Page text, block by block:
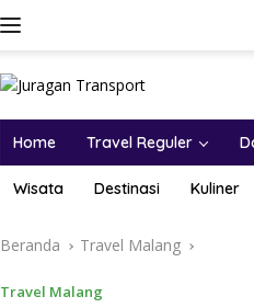
Home Travel Reguler
Wisata Destinasi Kuliner
Beranda Travel Malang
Travel Malang